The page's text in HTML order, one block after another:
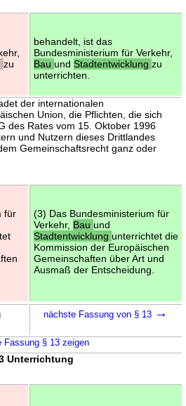
zu
behandelt, ist das
Bundesministerium für Verkehr,
Bau und Stadtentwicklung zu
unterrichten.
der internationalen
Union, die Pflichten, die sich
des Rates vom 15. Oktober 1996
und Nutzern dieses Drittlandes
Gemeinschaftsrecht ganz oder
für
(3) Das Bundesministerium für
Verkehr, Bau und
Stadtentwicklung unterrichtet die
Kommission der Europäischen
Gemeinschaften über Art und
Ausmaß der Entscheidung.
nächste Fassung von § 13 →
Fassung § 13 zeigen
Unterrichtung